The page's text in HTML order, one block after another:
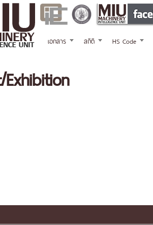
เอกสาร สถิติ HS Code
Exhibition